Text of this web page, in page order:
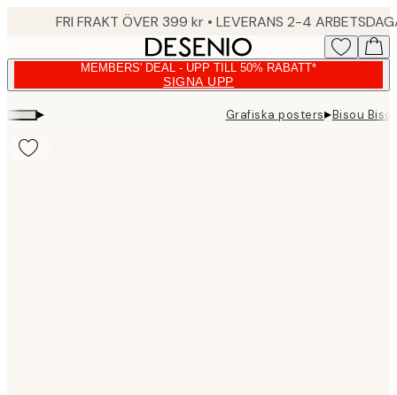
FRI FRAKT ÖVER 399 kr • LEVERANS 2-4
MEMBERS' DEAL - UPP TILL 50% RABATT*
SIGNA UPP
▸ Grafiska posters▸Bisou